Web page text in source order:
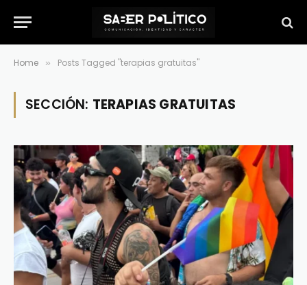
Home » Posts Tagged "terapias gratuitas"
SECCIÓN: TERAPIAS GRATUITAS